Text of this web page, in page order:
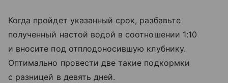
Когда пройдет указанный срок, разбавьте
полученный настой водой в соотношении 1:10
и вносите под отплодоносившую клубнику.
Оптимально провести две такие подкормки
с разницей в девять дней.